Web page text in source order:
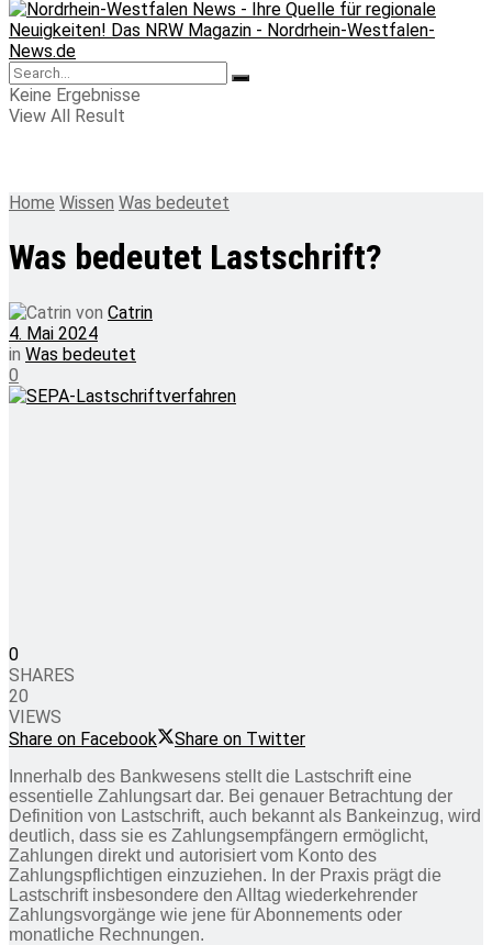
Keine Ergebnisse
View All Result
Home Wissen Was bedeutet
Was bedeutet Lastschrift?
von Catrin
4. Mai 2024
in Was bedeutet
0
0
SHARES
20
VIEWS
Share on Facebook
Share on Twitter
Innerhalb des Bankwesens stellt die Lastschrift eine
essentielle Zahlungsart dar. Bei genauer Betrachtung der
Definition von Lastschrift, auch bekannt als Bankeinzug, wird
deutlich, dass sie es Zahlungsempfängern ermöglicht,
Zahlungen direkt und autorisiert vom Konto des
Zahlungspflichtigen einzuziehen. In der Praxis prägt die
Lastschrift insbesondere den Alltag wiederkehrender
Zahlungsvorgänge wie jene für Abonnements oder
monatliche Rechnungen.